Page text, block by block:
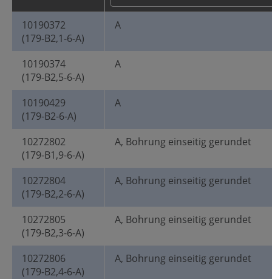
10190372
(179-B2,1-6-A)
A
10190374
(179-B2,5-6-A)
A
10190429
(179-B2-6-A)
A
10272802
(179-B1,9-6-A)
A, Bohrung einseitig gerundet
10272804
(179-B2,2-6-A)
A, Bohrung einseitig gerundet
10272805
(179-B2,3-6-A)
A, Bohrung einseitig gerundet
10272806
(179-B2,4-6-A)
A, Bohrung einseitig gerundet